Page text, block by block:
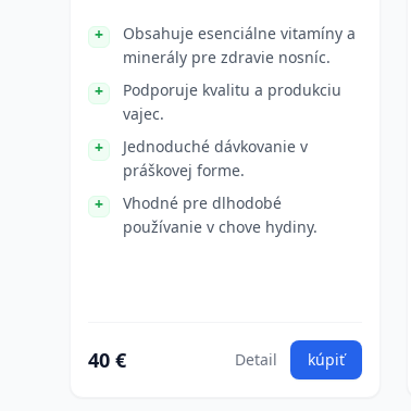
Obsahuje esenciálne vitamíny a
minerály pre zdravie nosníc.
Podporuje kvalitu a produkciu
vajec.
Jednoduché dávkovanie v
práškovej forme.
Vhodné pre dlhodobé
používanie v chove hydiny.
40 € Detail kúpiť